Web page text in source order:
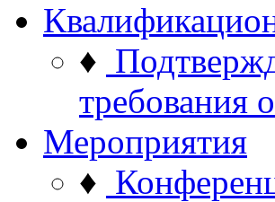
♦
требования
Мероприятия
♦